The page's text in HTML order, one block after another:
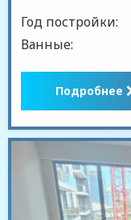
Год постройки:
Ванные:
Подробнее